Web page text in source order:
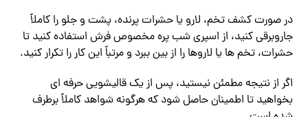
در صورت کشف تخم، لارو یا حشرات پرنده، پشت و جلو را کاملاً
جاروبرقی کنید، از اسپری شب پره مخصوص فرش استفاده کنید تا
حشرات، تخم ها یا لاروها را از بین ببرد و مرتباً این کار را تکرار کنید.
اگر از نتیجه مطمئن نیستید، پس از یک قالیشویی حرفه ای
بخواهید تا اطمینان حاصل شود که هرگونه شواهد کاملاً برطرف